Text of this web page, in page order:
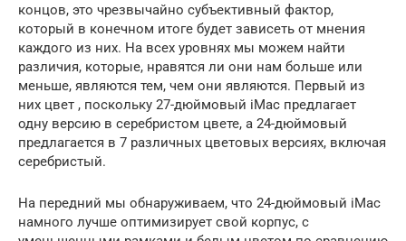
концов, это чрезвычайно субъективный фактор,
который в конечном итоге будет зависеть от мнения
каждого из них. На всех уровнях мы можем найти
различия, которые, нравятся ли они нам больше или
меньше, являются тем, чем они являются. Первый из
них цвет , поскольку 27-дюймовый iMac предлагает
одну версию в серебристом цвете, а 24-дюймовый
предлагается в 7 различных цветовых версиях, включая
серебристый.
На передний мы обнаруживаем, что 24-дюймовый iMac
намного лучше оптимизирует свой корпус, с